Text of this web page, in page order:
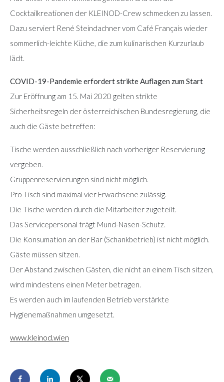
Cocktailkreationen der KLEINOD-Crew schmecken zu lassen.
Dazu serviert René Steindachner vom Café Français wieder
sommerlich-leichte Küche, die zum kulinarischen Kurzurlaub
lädt.
COVID-19-Pandemie erfordert strikte Auflagen zum Start
Zur Eröffnung am 15. Mai 2020 gelten strikte
Sicherheitsregeln der österreichischen Bundesregierung, die
auch die Gäste betreffen:
Tische werden ausschließlich nach vorheriger Reservierung
vergeben.
Gruppenreservierungen sind nicht möglich.
Pro Tisch sind maximal vier Erwachsene zulässig.
Die Tische werden durch die Mitarbeiter zugeteilt.
Das Servicepersonal trägt Mund-Nasen-Schutz.
Die Konsumation an der Bar (Schankbetrieb) ist nicht möglich.
Gäste müssen sitzen.
Der Abstand zwischen Gästen, die nicht an einem Tisch sitzen,
wird mindestens einen Meter betragen.
Es werden auch im laufenden Betrieb verstärkte
Hygienemaßnahmen umgesetzt.
www.kleinod.wien